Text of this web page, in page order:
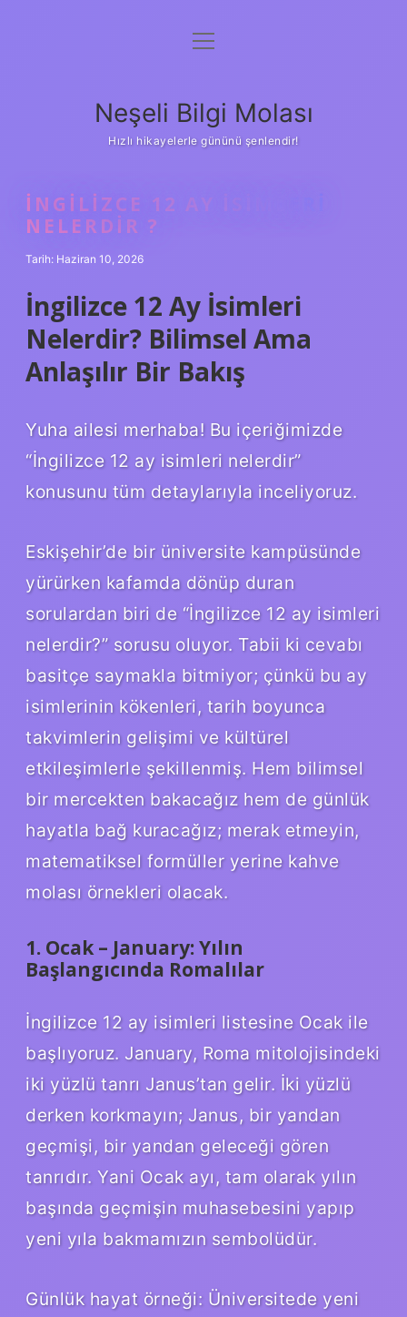
Anasayfa
Yasal Uyarı
menüyü
Neşeli Bilgi Molası
Hızlı hikayelerle gününü şenlendir!
İNGILIZCE 12 AY ISIMLERI
NELERDIR ?
Tarih: Haziran 10, 2026
İngilizce 12 Ay İsimleri
Nelerdir? Bilimsel Ama
Anlaşılır Bir Bakış
Yuha ailesi merhaba! Bu içeriğimizde
“İngilizce 12 ay isimleri nelerdir”
konusunu tüm detaylarıyla inceliyoruz.
Eskişehir’de bir üniversite kampüsünde
yürürken kafamda dönüp duran
sorulardan biri de “İngilizce 12 ay isimleri
nelerdir?” sorusu oluyor. Tabii ki cevabı
basitçe saymakla bitmiyor; çünkü bu ay
isimlerinin kökenleri, tarih boyunca
takvimlerin gelişimi ve kültürel
etkileşimlerle şekillenmiş. Hem bilimsel
bir mercekten bakacağız hem de günlük
hayatla bağ kuracağız; merak etmeyin,
matematiksel formüller yerine kahve
molası örnekleri olacak.
1. Ocak – January: Yılın
Başlangıcında Romalılar
İngilizce 12 ay isimleri listesine Ocak ile
başlıyoruz. January, Roma mitolojisindeki
iki yüzlü tanrı Janus’tan gelir. İki yüzlü
derken korkmayın; Janus, bir yandan
geçmişi, bir yandan geleceği gören
tanrıdır. Yani Ocak ayı, tam olarak yılın
başında geçmişin muhasebesini yapıp
yeni yıla bakmamızın sembolüdür.
Günlük hayat örneği: Üniversitede yeni